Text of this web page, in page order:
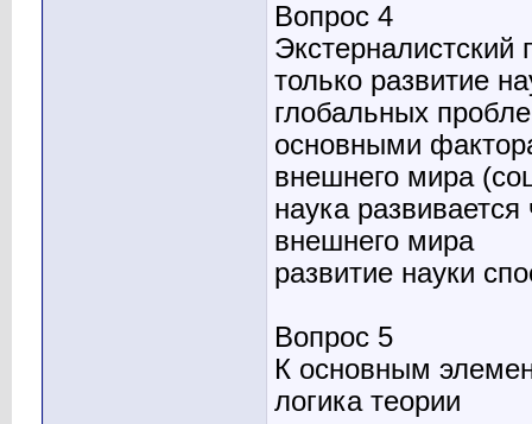
Вопрос 4
Экстерналистский
только развитие
глобальных
основными
внешнего мира
наука
внешнего мира
развитие науки
Вопрос 5
К основным
логика теории